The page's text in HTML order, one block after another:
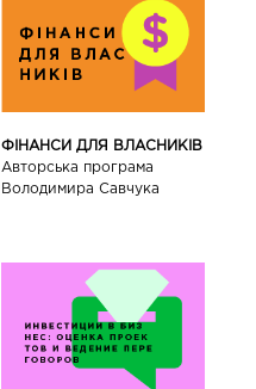
ФІНАНСИ ДЛЯ ВЛАСНИКІВ
Авторська програма
Володимира Савчука